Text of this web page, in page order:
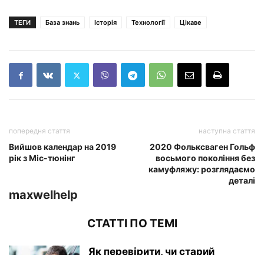
ТЕГИ База знань Історія Технології Цікаве
попередня стаття
Вийшов календар на 2019
рік з Міс-тюнінг
наступна стаття
2020 Фольксваген Гольф
восьмого покоління без
камуфляжу: розглядаємо
деталі
maxwelhelp
СТАТТІ ПО ТЕМІ
Як перевірити, чи старий